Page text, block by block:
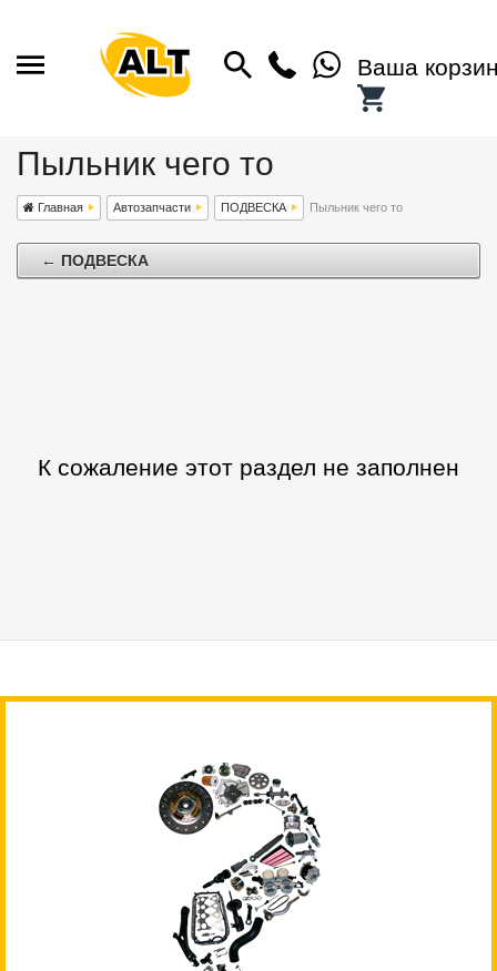
Ваша
Пыльник чего то
Главная Автозапчасти ПОДВЕСКА Пыльник чего то
← ПОДВЕСКА
К сожаление этот раздел не заполнен